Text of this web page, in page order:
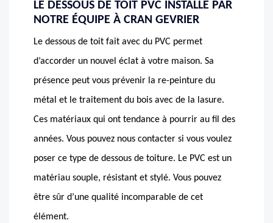
LE DESSOUS DE TOIT PVC INSTALLÉ PAR
NOTRE ÉQUIPE À CRAN GEVRIER
Le dessous de toit fait avec du PVC permet
d’accorder un nouvel éclat à votre maison. Sa
présence peut vous prévenir la re-peinture du
métal et le traitement du bois avec de la lasure.
Ces matériaux qui ont tendance à pourrir au fil des
années. Vous pouvez nous contacter si vous voulez
poser ce type de dessous de toiture. Le PVC est un
matériau souple, résistant et stylé. Vous pouvez
être sûr d’une qualité incomparable de cet
élément.